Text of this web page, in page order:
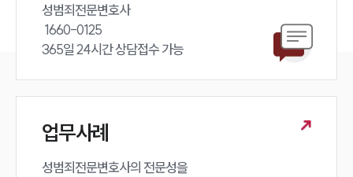
성범죄전문변호사
365일 24시간 상담접수 가능
업무사례
성범죄전문변호사의 전문성을